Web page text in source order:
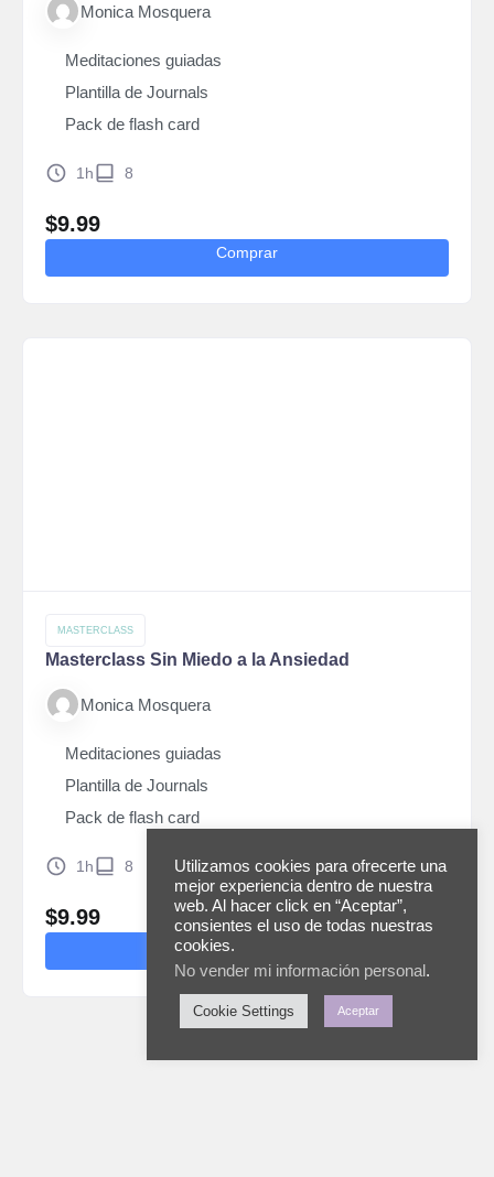
Monica Mosquera
Meditaciones guiadas
Plantilla de Journals
Pack de flash card
1h 8
$9.99
Comprar
MASTERCLASS
Masterclass Sin Miedo a la Ansiedad
Monica Mosquera
Meditaciones guiadas
Plantilla de Journals
Pack de flash card
1h 8
$9.99
Comprar
Utilizamos cookies para ofrecerte una
mejor experiencia dentro de nuestra
web. Al hacer click en “Aceptar”,
consientes el uso de todas nuestras
cookies.
No vender mi información personal .
Cookie Settings Aceptar